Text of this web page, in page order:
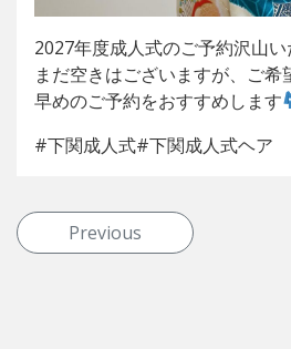
2027年度成人式のご予約沢山
まだ空きはございますが、ご希
早めのご予約をおすすめします
#下関成人式#下関成人式ヘア
投稿ナビゲーシ
Previous